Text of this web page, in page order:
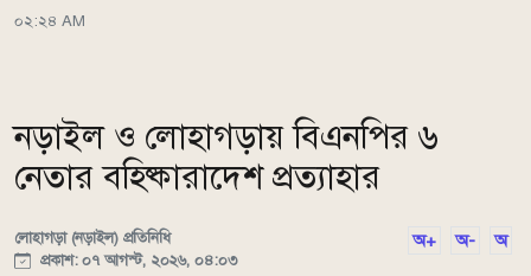
০২:২৪ AM
নড়াইল ও লোহাগড়ায় বিএনপির ৬
নেতার বহিষ্কারাদেশ প্রত্যাহার
লোহাগড়া (নড়াইল) প্রতিনিধি
প্রকাশ: ০৭ আগস্ট, ২০২৬, ০৪:০৩
অ+ অ- অ